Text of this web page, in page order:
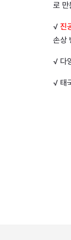
로 만
√ 진
손상
√ 다
√ 태